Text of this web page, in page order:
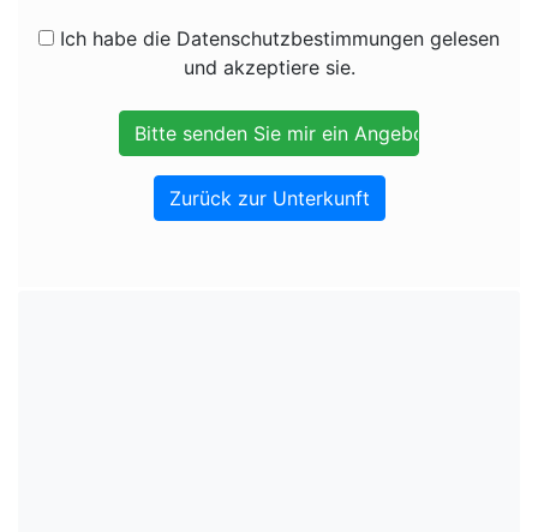
Ich habe die Datenschutzbestimmungen gelesen
und akzeptiere sie.
Zurück zur Unterkunft